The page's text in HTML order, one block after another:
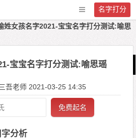
名字打分
姓女孩名字2021-宝宝名字打分测试:喻思
宝宝名字打分测试:喻思瑶
吾老师 2021-03-25 14:35
免费起名
分析